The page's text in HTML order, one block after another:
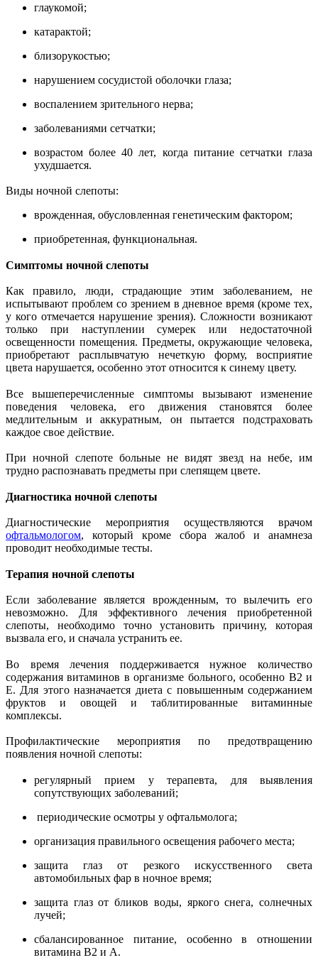
глаукомой;
катарактой;
близорукостью;
нарушением сосудистой оболочки глаза;
воспалением зрительного нерва;
заболеваниями сетчатки;
возрастом более 40 лет, когда питание сетчатки глаза
ухудшается.
Виды ночной слепоты:
врожденная, обусловленная генетическим фактором;
приобретенная, функциональная.
Симптомы ночной слепоты
Как правило, люди, страдающие этим заболеванием, не
испытывают проблем со зрением в дневное время (кроме тех,
у кого отмечается нарушение зрения). Сложности возникают
только при наступлении сумерек или недостаточной
освещенности помещения. Предметы, окружающие человека,
приобретают расплывчатую нечеткую форму, восприятие
цвета нарушается, особенно этот относится к синему цвету.
Все вышеперечисленные симптомы вызывают изменение
поведения человека, его движения становятся более
медлительным и аккуратным, он пытается подстраховать
каждое свое действие.
При ночной слепоте больные не видят звезд на небе, им
трудно распознавать предметы при слепящем цвете.
Диагностика ночной слепоты
Диагностические мероприятия осуществляются врачом
офтальмологом, который кроме сбора жалоб и анамнеза
проводит необходимые тесты.
Терапия ночной слепоты
Если заболевание является врожденным, то вылечить его
невозможно. Для эффективного лечения приобретенной
слепоты, необходимо точно установить причину, которая
вызвала его, и сначала устранить ее.
Во время лечения поддерживается нужное количество
содержания витаминов в организме больного, особенно В2 и
Е. Для этого назначается диета с повышенным содержанием
фруктов и овощей и таблитированные витаминные
комплексы.
Профилактические мероприятия по предотвращению
появления ночной слепоты:
регулярный прием у терапевта, для выявления
сопутствующих заболеваний;
периодические осмотры у офтальмолога;
организация правильного освещения рабочего места;
защита глаз от резкого искусственного света
автомобильных фар в ночное время;
защита глаз от бликов воды, яркого снега, солнечных
лучей;
сбалансированное питание, особенно в отношении
витамина В2 и А.